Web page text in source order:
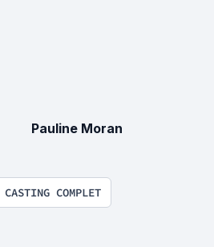
Pauline Moran
COMPLET